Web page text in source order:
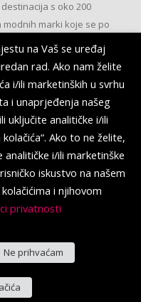
s oko 200
marki koje se po
Reserved.
na Vaš se uređaj
rad. Ako nam želite
i/ili marketinških u svrhu
i unaprjeđenja našeg
uključite analitičke i/ili
Ako to ne želite,
analitičke i/ili marketinške
iskustvo na našem
i njihovom
privatnosti
Ne prihvaćam